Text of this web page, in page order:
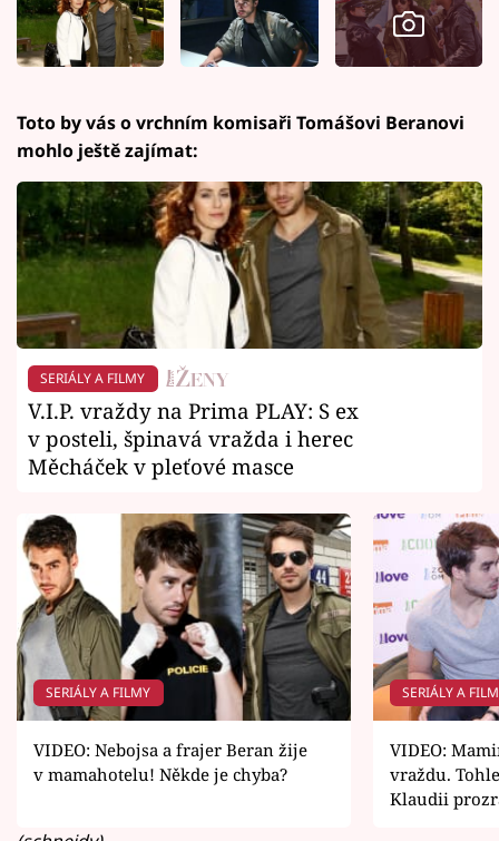
Toto by vás o vrchním komisaři Tomášovi Beranovi
mohlo ještě zajímat:
SERIÁLY A FILMY
V.I.P. vraždy na Prima PLAY: S ex
v posteli, špinavá vražda i herec
Měcháček v pleťové masce
SERIÁLY A FILMY
VIDEO: Nebojsa a frajer Beran žije
v mamahotelu! Někde je chyba?
SERIÁLY A
VIDEO:
vraždu.
Klaudii